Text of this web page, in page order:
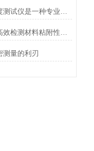
测量的利刃